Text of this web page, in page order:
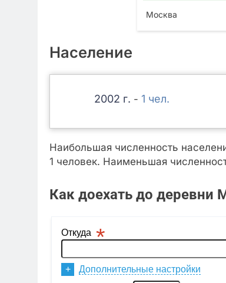
Москва
Население
2002 -1
Наибольшая численность
1 человек. Наименьшая
Как доехать до деревни